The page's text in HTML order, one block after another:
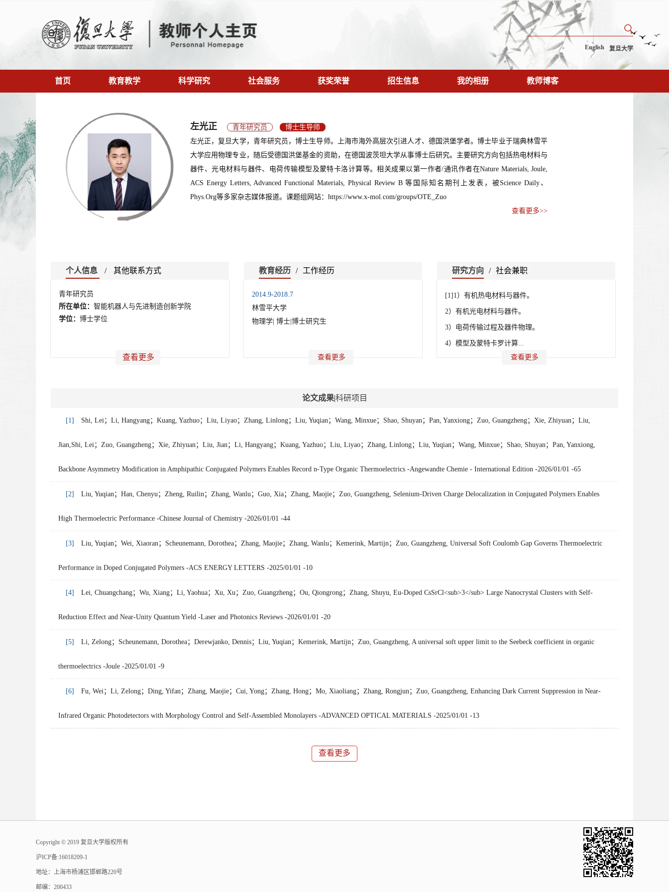
English 复旦大学
首页 教育教学 科学研究 社会服务 获奖荣誉 招生信息 我的相册 教师博客
左光正 青年研究员
博士生导师
左光正，复旦大学，青年研究员，博士生导师。上海市海外高层次引进人才、德国洪堡学者。博士毕业于瑞典林雪平
大学应用物理专业，随后受德国洪堡基金的资助，在德国波茨坦大学从事博士后研究。主要研究方向包括热电材料与
器件、光电材料与器件、电荷传输模型及蒙特卡洛计算等。相关成果以第一作者/通讯作者在Nature Materials, Joule,
ACS Energy Letters, Advanced Functional Materials, Physical Review B 等国际知名期刊上发表，被Science Daily、
Phys.Org等多家杂志媒体报道。课题组网站：https://www.x-mol.com/groups/OTE_Zuo
查看更多>>
个人信息 / 其他联系方式
青年研究员
所在单位： 智能机器人与先进制造创新学院
学位： 博士学位
查看更多
教育经历 / 工作经历
2014.9-2018.7
林雪平大学
物理学| 博士|博士研究生
查看更多
研究方向 / 社会兼职
[1]1）有机热电材料与器件。
2）有机光电材料与器件。
3）电荷传输过程及器件物理。
4）模型及蒙特卡罗计算...
查看更多
论文成果|科研项目
[1] Shi, Lei；Li, Hangyang；Kuang, Yazhuo；Liu, Liyao；Zhang, Linlong；Liu, Yuqian；Wang, Minxue；Shao, Shuyan；Pan, Yanxiong；Zuo, Guangzheng；Xie, Zhiyuan；Liu,
Jian,Shi, Lei；Zuo, Guangzheng；Xie, Zhiyuan；Liu, Jian；Li, Hangyang；Kuang, Yazhuo；Liu, Liyao；Zhang, Linlong；Liu, Yuqian；Wang, Minxue；Shao, Shuyan；Pan, Yanxiong,
Backbone Asymmetry Modification in Amphipathic Conjugated Polymers Enables Record n-Type Organic Thermoelectrics -Angewandte Chemie - International Edition -2026/01/01 -65
[2] Liu, Yuqian；Han, Chenyu；Zheng, Ruilin；Zhang, Wanlu；Guo, Xia；Zhang, Maojie；Zuo, Guangzheng, Selenium-Driven Charge Delocalization in Conjugated Polymers Enables
High Thermoelectric Performance -Chinese Journal of Chemistry -2026/01/01 -44
[3] Liu, Yuqian；Wei, Xiaoran；Scheunemann, Dorothea；Zhang, Maojie；Zhang, Wanlu；Kemerink, Martijn；Zuo, Guangzheng, Universal Soft Coulomb Gap Governs Thermoelectric
Performance in Doped Conjugated Polymers -ACS ENERGY LETTERS -2025/01/01 -10
[4] Lei, Chuangchang；Wu, Xiang；Li, Yaohua；Xu, Xu；Zuo, Guangzheng；Ou, Qiongrong；Zhang, Shuyu, Eu-Doped CsSrCl<sub>3</sub> Large Nanocrystal Clusters with Self-
Reduction Effect and Near-Unity Quantum Yield -Laser and Photonics Reviews -2026/01/01 -20
[5] Li, Zelong；Scheunemann, Dorothea；Derewjanko, Dennis；Liu, Yuqian；Kemerink, Martijn；Zuo, Guangzheng, A universal soft upper limit to the Seebeck coefficient in organic
thermoelectrics -Joule -2025/01/01 -9
[6] Fu, Wei；Li, Zelong；Ding, Yifan；Zhang, Maojie；Cui, Yong；Zhang, Hong；Mo, Xiaoliang；Zhang, Rongjun；Zuo, Guangzheng, Enhancing Dark Current Suppression in Near-
Infrared Organic Photodetectors with Morphology Control and Self-Assembled Monolayers -ADVANCED OPTICAL MATERIALS -2025/01/01 -13
查看更多
​Copyright © 2019 复旦大学版权所有
沪ICP备:16018209-1
地址：上海市杨浦区邯郸路220号
邮编：200433